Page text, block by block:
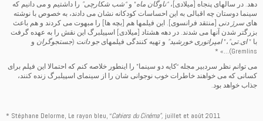
دهد. در سالهای پنجاه [میلادی]،“ناوگان ماه” و“شب شکارچی” را داشتیم و می دانیم که
سینما دوستان چه اقبالی به این احساسات کودکانه نشان می دادند، به خصوص با نوشته
هایسرژ دنی [منتقد فرانسوی]. این فیلمها هم [بچه ها] را مبهوت می کردند و هم باعث
بزرگتر شدن آنها می شدند. در دهه هشتاد [میلادی] اسپیلبرگ این نقش را به عهده گرفت
با ”ای.تی”،”امپراتوری خورشید” و تهیه کنندگی فیلمهایجو دانت (جستجوگران و
Gremlins)…» *
می توانم نظر سردبیر مجله “کایه دو سینما” را اینطور خلاصه کنم که احتمالا این فیلم برای
کسانی که می خواهند خاطرات خوب نوجوانی شان را از سینمای اسپیلبرگ زنده کنند،
جذاب خواهد بود.
* Stéphane Delorme, Le rayon bleu, “Cahiers du Cinéma”, juillet et août 2011